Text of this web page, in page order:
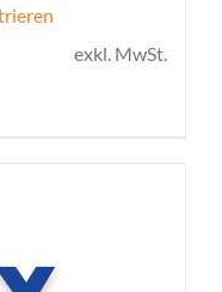
exkl. MwSt.